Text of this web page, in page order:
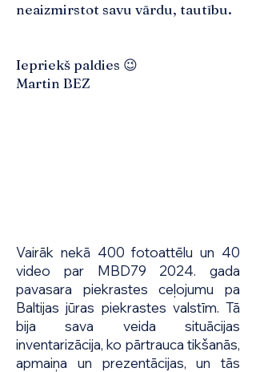
neaizmirstot savu vārdu, tautību.
Iepriekš paldies 😉
Martin BEZ
Vairāk nekā 400 fotoattēlu un 40
video par MBD79 2024. gada
pavasara piekrastes ceļojumu pa
Baltijas jūras piekrastes valstīm. Tā
bija sava veida situācijas
inventarizācija, ko pārtrauca tikšanās,
apmaiņa un prezentācijas, un tās